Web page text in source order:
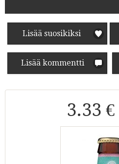
Lisää suosikiksi
Lisää kommentti
3.33 €